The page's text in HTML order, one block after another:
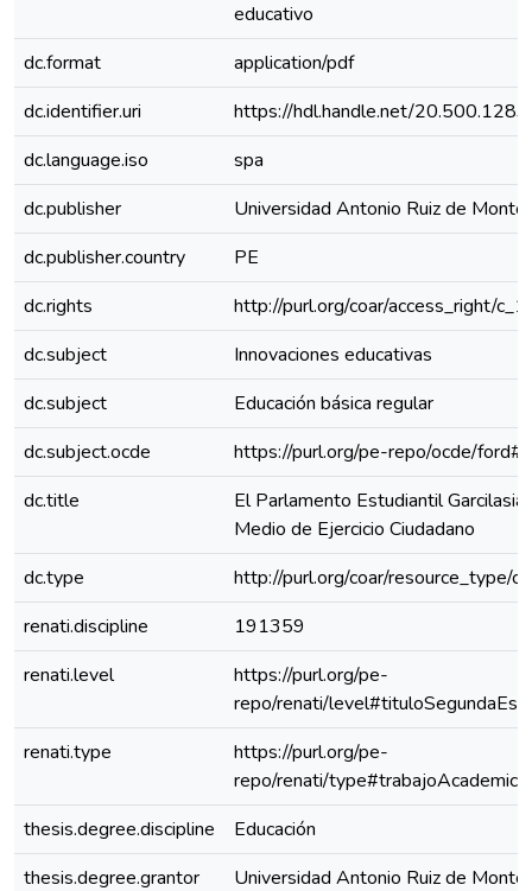
educativo
dc.format
application/pdf
dc.identifier.uri
https://hdl.handle.net/
dc.language.iso
spa
dc.publisher
Universidad Antonio Ruiz de
dc.publisher.country
PE
dc.rights
http://purl.org/coar/access_right/
dc.subject
Innovaciones educativas
dc.subject
Educación básica regular
dc.subject.ocde
https://purl.org/pe-repo/ocde/
dc.title
El Parlamento Estudiantil
Medio de Ejercicio Ciudadano
dc.type
http://purl.org/coar/resource_type/
renati.discipline
191359
renati.level
https://purl.org/pe-
repo/renati/
renati.type
https://purl.org/pe-
repo/renati/type#trabajoAcademico
thesis.degree.discipline
Educación
thesis.degree.grantor
Universidad Antonio Ruiz de